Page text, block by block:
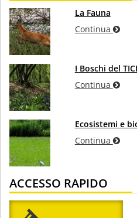
La Fauna
Continua
I Boschi del
Continua
Ecosistemi e
Continua
ACCESSO RAPIDO